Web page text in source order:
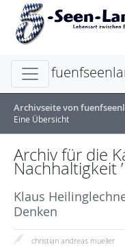
Archivseite von
Eine Übersicht
Archiv für die
Nachhaltigkeit ’
Klaus
Denken
christian andreas mueller